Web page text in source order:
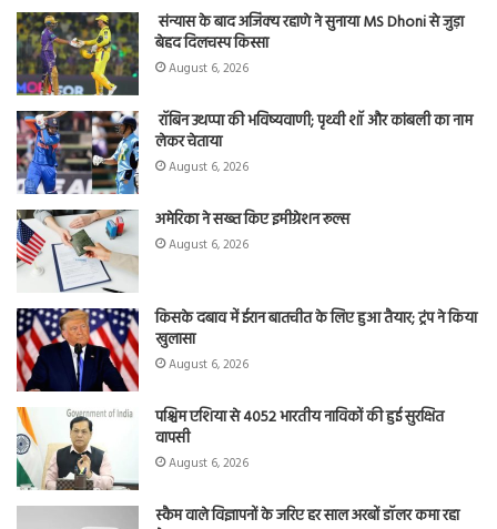
संन्यास के बाद अजिंक्‍य रहाणे ने सुनाया MS Dhoni से जुड़ा
बेहद दिलचस्प किस्सा
August 6, 2026
रॉबिन उथप्पा की भविष्यवाणी; पृथ्वी शॉ और कांबली का नाम
लेकर चेताया
August 6, 2026
अमेरिका ने सख्त किए इमीग्रेशन रूल्स
August 6, 2026
किसके दबाव में ईरान बातचीत के लिए हुआ तैयार; ट्रंप ने किया
खुलासा
August 6, 2026
पश्चिम एशिया से 4052 भारतीय नाविकों की हुई सुरक्षित
वापसी
August 6, 2026
स्कैम वाले विज्ञापनों के जरिए हर साल अरबों डॉलर कमा रहा